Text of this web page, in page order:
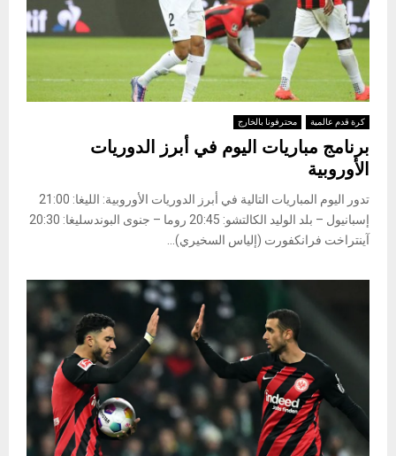
كرة قدم عالمية محترفونا بالخارج
برنامج مباريات اليوم في أبرز الدوريات
الأوروبية
تدور اليوم المباريات التالية في أبرز الدوريات الأوروبية: ​الليغا​: 21:00
إسبانيول – بلد الوليد ​الكالتشو​: 20:45 روما – جنوى ​البوندسليغا​: 20:30
آينتراخت فرانكفورت (إلياس السخيري)...